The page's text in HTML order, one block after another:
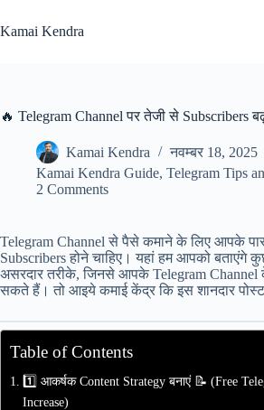
to
content
Kamai Kendra
🔥 Telegram Channel पर तेजी से Subscribers
Kamai Kendra
नवम्बर 18, 2025
Kamai Kendra Guide, Telegram Tips
2 Comments
Telegram Channel से पैसे कमाने के लिए आपके पास
Subscribers होने चाहिए। यहां हम आपको बताएंगे
असरदार तरीके, जिनसे आपके Telegram Channel
सकते हैं। तो आइये कमाई केंद्र कि इस शानदार
Table of Contents
1️⃣ आकर्षक Content Strategy बनाएं 📝 (Free
Increase)